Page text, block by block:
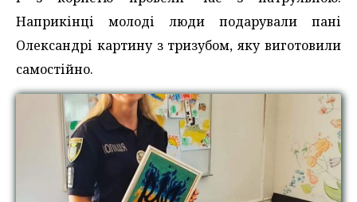
Наприкінці молоді люди подарували пані
Олександрі картину з тризубом, яку виготовили
самостійно.